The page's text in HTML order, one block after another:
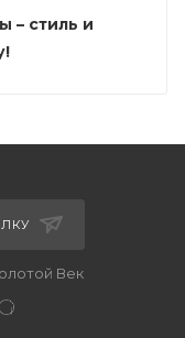
– стиль и
Век